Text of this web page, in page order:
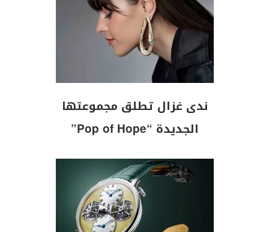
ندى غزال تطلق مجموعتها
الجديدة “Pop of Hope”